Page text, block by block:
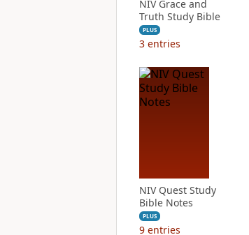
NIV Grace and
Truth Study Bible
PLUS
3 entries
NIV Quest Study
Bible Notes
PLUS
9 entries